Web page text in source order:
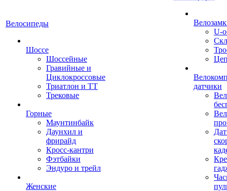
Велосипеды
Шоссе
Шоссейные
Гравийные и
Циклокроссовые
Триатлон и ТТ
Трековые
Горные
Маунтинбайк
Даунхил и
фрирайд
Кросс-кантри
Фэтбайки
Эндуро и трейл
Женские
U-
датчики